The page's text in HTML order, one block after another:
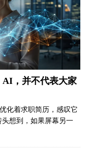
AI，并不代表大家
化着求职简历，感叹它
想到，如果屏幕另一
会立刻感到背脊发凉。